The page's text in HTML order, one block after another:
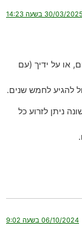
30/03/2025 בשעה 14:23
או על ידיך (עם
להגיע לחמש שנים.
ניתן לזרוע כל
06/10/2024 בשעה 9:02